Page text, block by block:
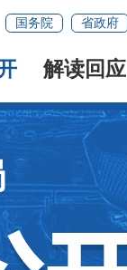
国务院 省政府
解读回应